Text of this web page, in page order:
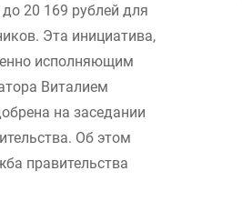
20 169 рублей для
Эта инициатива,
исполняющим
Виталием
на заседании
Об этом
правительства